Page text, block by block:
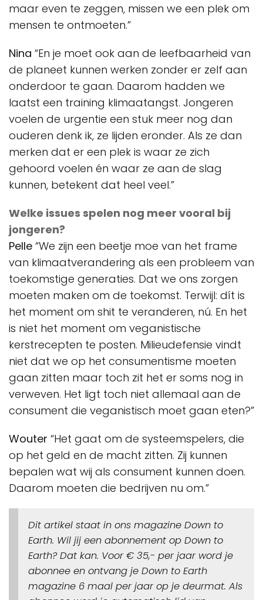
maar even te zeggen, missen we een plek om
mensen te ontmoeten.”
Nina “En je moet ook aan de leefbaarheid van
de planeet kunnen werken zonder er zelf aan
onderdoor te gaan. Daarom hadden we
laatst een training klimaatangst. Jongeren
voelen de urgentie een stuk meer nog dan
ouderen denk ik, ze lijden eronder. Als ze dan
merken dat er een plek is waar ze zich
gehoord voelen én waar ze aan de slag
kunnen, betekent dat heel veel.”
Welke issues spelen nog meer vooral bij
jongeren?
Pelle “We zijn een beetje moe van het frame
van klimaatverandering als een probleem van
toekomstige generaties. Dat we ons zorgen
moeten maken om de toekomst. Terwijl: dít is
het moment om shit te veranderen, nú. En het
is niet het moment om veganistische
kerstrecepten te posten. Milieudefensie vindt
niet dat we op het consumentisme moeten
gaan zitten maar toch zit het er soms nog in
verweven. Het ligt toch niet allemaal aan de
consument die veganistisch moet gaan eten?”
Wouter “Het gaat om de systeemspelers, die
op het geld en de macht zitten. Zij kunnen
bepalen wat wij als consument kunnen doen.
Daarom moeten die bedrijven nu om.”
Dit artikel staat in ons magazine Down to
Earth. Wil jij een abonnement op Down to
Earth? Dat kan. Voor € 35,- per jaar word je
abonnee en ontvang je Down to Earth
magazine 6 maal per jaar op je deurmat. Als